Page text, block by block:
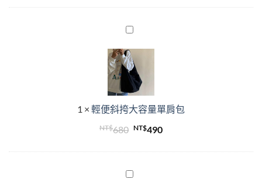
polo
(A)
輕
斜
挎
大
容
量
包
1 × 輕便斜挎大容量單肩包
NT$680 原
格：
NT$490目
[Color_Boy]